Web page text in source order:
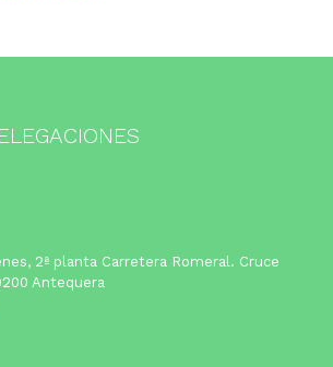
2ª planta Carretera Romeral. Cruce
Antequera